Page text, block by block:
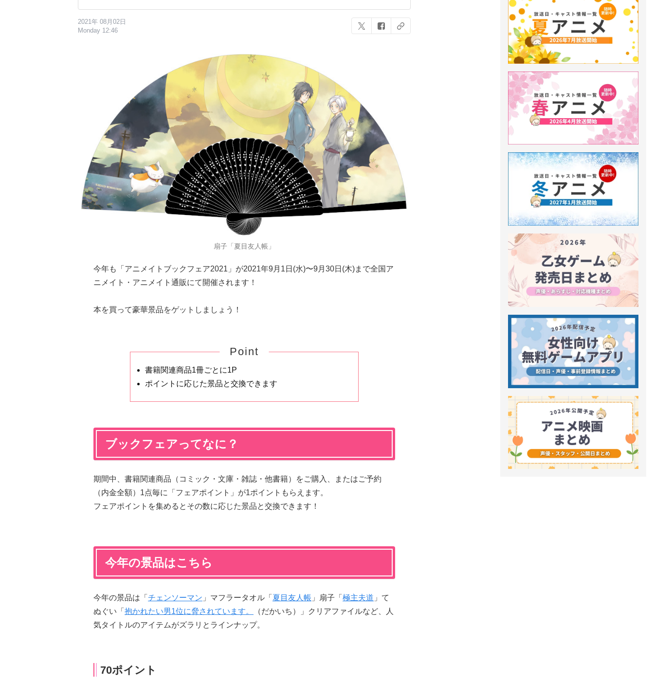
2021年 08月02日
Monday 12:46
扇子「夏目友人帳」
今年も「アニメイトブックフェア2021」が2021年9月1日(水)〜9月30日(木)まで全国ア
ニメイト・アニメイト通販にて開催されます！
本を買って豪華景品をゲットしましょう！
Point
書籍関連商品1冊ごとに1P
ポイントに応じた景品と交換できます
ブックフェアってなに？
期間中、書籍関連商品（コミック・文庫・雑誌・他書籍）をご購入、またはご予約
（内金全額）1点毎に「フェアポイント」が1ポイントもらえます。
フェアポイントを集めるとその数に応じた景品と交換できます！
今年の景品はこちら
今年の景品は「 チェンソーマン 」マフラータオル「 夏目友人帳 」扇子「 極主夫道 」て
ぬぐい「 抱かれたい男1位に脅されています。
（だかいち）」クリアファイルなど、人
気タイトルのアイテムがズラリとラインナップ。
70ポイント